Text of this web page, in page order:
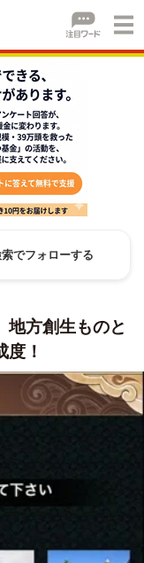
でフォローする
方創生ものと
成度！